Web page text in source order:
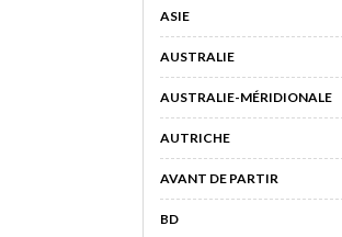
ASIE
AUSTRALIE
AUSTRALIE-MÉRIDIONALE
AUTRICHE
AVANT DE PARTIR
BD